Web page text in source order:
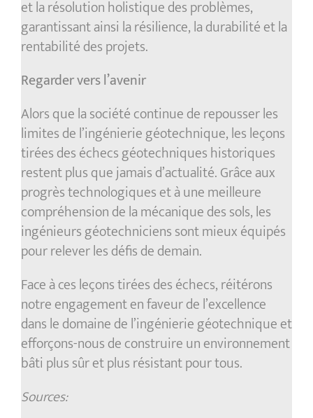
et la résolution holistique des problèmes,
garantissant ainsi la résilience, la durabilité et la
rentabilité des projets.
Regarder vers l’avenir
Alors que la société continue de repousser les
limites de l’ingénierie géotechnique, les leçons
tirées des échecs géotechniques historiques
restent plus que jamais d’actualité. Grâce aux
progrès technologiques et à une meilleure
compréhension de la mécanique des sols, les
ingénieurs géotechniciens sont mieux équipés
pour relever les défis de demain.
Face à ces leçons tirées des échecs, réitérons
notre engagement en faveur de l’excellence
dans le domaine de l’ingénierie géotechnique et
efforçons-nous de construire un environnement
bâti plus sûr et plus résistant pour tous.
Sources: